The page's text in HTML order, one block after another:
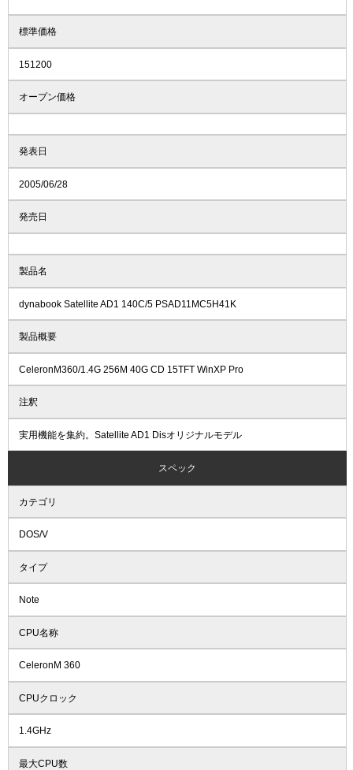
標準価格
151200
オープン価格
発表日
2005/06/28
発売日
製品名
dynabook Satellite AD1 140C/5 PSAD11MC5H41K
製品概要
CeleronM360/1.4G 256M 40G CD 15TFT WinXP Pro
注釈
実用機能を集約。Satellite AD1 Disオリジナルモデル
スペック
カテゴリ
DOS/V
タイプ
Note
CPU名称
CeleronM 360
CPUクロック
1.4GHz
最大CPU数